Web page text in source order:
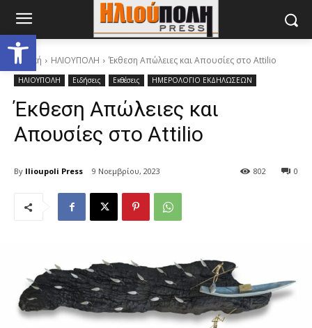
Ανοίξτε τη γραμμή εργαλείων
Αρχική ΗΛΙΟΥΠΟΛΗ Έκθεση Απώλειες και Απουσίες στο Attilio
ΗΛΙΟΥΠΟΛΗ Ειδήσεις Εκθέσεις ΗΜΕΡΟΛΟΓΙΟ ΕΚΔΗΛΩΣΕΩΝ
Έκθεση Απώλειες και
Απουσίες στο Attilio
By Ilioupoli Press 9 Νοεμβρίου, 2023 0
802